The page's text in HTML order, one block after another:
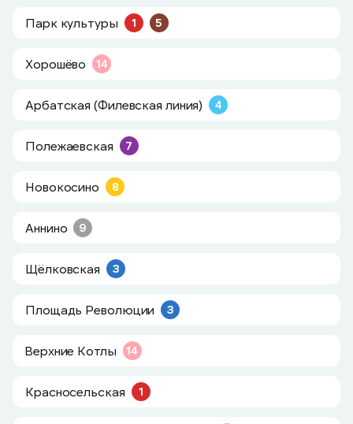
Парк культуры 1 5
Хорошёво 14
Арбатская (Филевская линия) 4
Полежаевская 7
Новокосино 8
Аннино 9
Щёлковская 3
Площадь Революции 3
Верхние Котлы 14
Красносельская 1